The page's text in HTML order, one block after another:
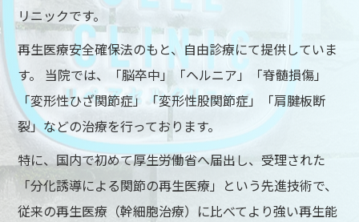
リニックです。
再生医療安全確保法のもと、自由診療にて提供していま
す。 当院では、「脳卒中」「ヘルニア」「脊髄損傷」
「変形性ひざ関節症」「変形性股関節症」「肩腱板断
裂」などの治療を行っております。
特に、国内で初めて厚生労働省へ届出し、受理された
「分化誘導による関節の再生医療」という先進技術で、
従来の再生医療（幹細胞治療）に比べてより強い再生能